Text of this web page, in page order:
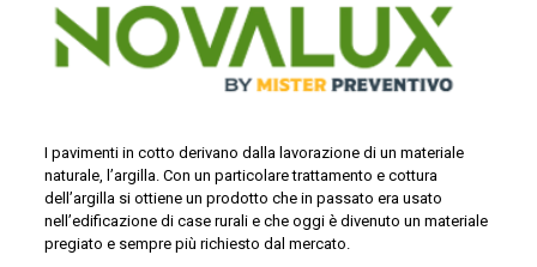
I pavimenti in cotto derivano dalla lavorazione di un materiale
naturale, l’argilla. Con un particolare trattamento e cottura
dell’argilla si ottiene un prodotto che in passato era usato
nell’edificazione di case rurali e che oggi è divenuto un materiale
pregiato e sempre più richiesto dal mercato.